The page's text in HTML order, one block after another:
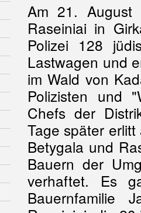
Am 21. August
Raseiniai in
Polizei 128
Lastwagen und
im Wald von
Polizisten und
Chefs der
Tage später
Betygala und
Bauern der
verhaftet. Es
Bauernfamilie